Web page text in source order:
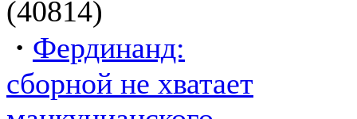
(40814)
· Фердинанд:
сборной не хватает